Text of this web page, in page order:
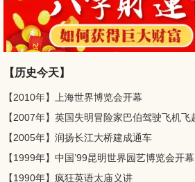
【历史今天】
【2010年】上海世界博览会开幕
【2005年】润扬长江大桥建成通车
【1999年】中国’99昆明世界园艺博览会开幕
【1990年】疯狂英语太庙义讲